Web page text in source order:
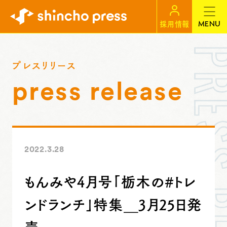
採用情報 MENU
プレスリリース
press release
2022.3.28
もんみや4月号「栃木の#トレ
ンドランチ」特集＿3月25日発